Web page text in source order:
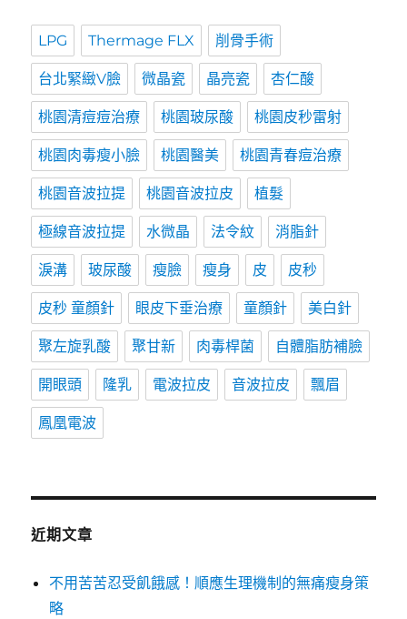
LPG Thermage FLX 削骨手術
台北緊緻V臉 微晶瓷 晶亮瓷 杏仁酸
桃園清痘痘治療 桃園玻尿酸 桃園皮秒雷射
桃園肉毒瘦小臉 桃園醫美 桃園青春痘治療
桃園音波拉提 桃園音波拉皮 植髮
極線音波拉提 水微晶 法令紋 消脂針
淚溝 玻尿酸 瘦臉 瘦身 皮 皮秒
皮秒 童顏針 眼皮下垂治療 童顏針 美白針
聚左旋乳酸 聚甘新 肉毒桿菌 自體脂肪補臉
開眼頭 隆乳 電波拉皮 音波拉皮 飄眉
鳳凰電波
近期文章
不用苦苦忍受飢餓感！順應生理機制的無痛瘦身策
略